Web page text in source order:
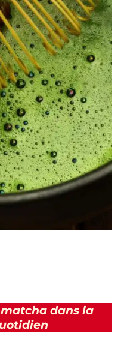
dans la